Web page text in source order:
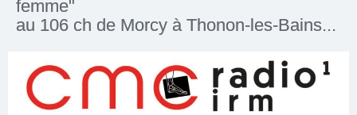
femme"
au 106 ch de Morcy à Thonon-les-Bains...